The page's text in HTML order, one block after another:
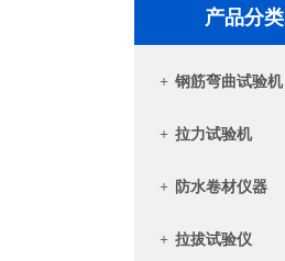
产品分类
+ 钢筋弯曲试验机
+ 拉力试验机
+ 防水卷材仪器
+ 拉拔试验仪